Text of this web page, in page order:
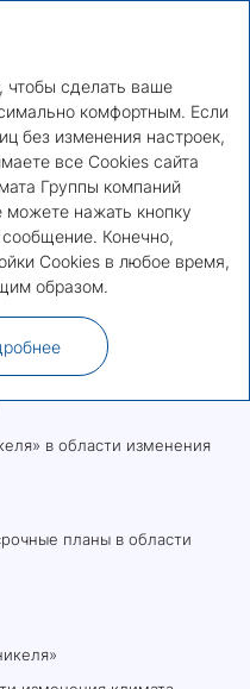
Группы
никель»
директоров
в области изменения
планы в области
чтобы сделать ваше
комфортным. Если
без изменения настроек,
все Cookies сайта
Группы компаний
можете нажать кнопку
Конечно,
Cookies в любое время,
образом.